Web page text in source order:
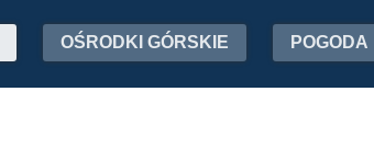
OŚRODKI GÓRSKIE POGODA